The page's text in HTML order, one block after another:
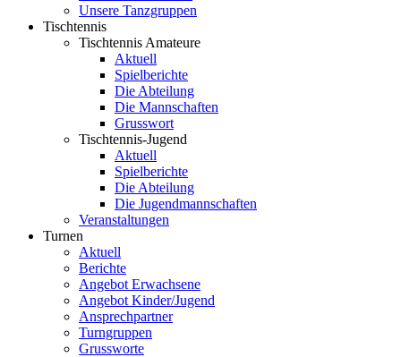
Unsere Tanzgruppen
Tischtennis
Tischtennis Amateure
Aktuell
Spielberichte
Die Abteilung
Die Mannschaften
Grusswort
Tischtennis-Jugend
Aktuell
Spielberichte
Die Abteilung
Die Jugendmannschaften
Veranstaltungen
Turnen
Aktuell
Berichte
Angebot Erwachsene
Angebot Kinder/Jugend
Ansprechpartner
Turngruppen
Grussworte